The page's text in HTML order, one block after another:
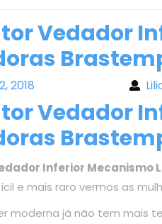
Vedador
2018
Vedador
Inferior Mecanismo
e mais raro vermos as
moderna já não tem mais